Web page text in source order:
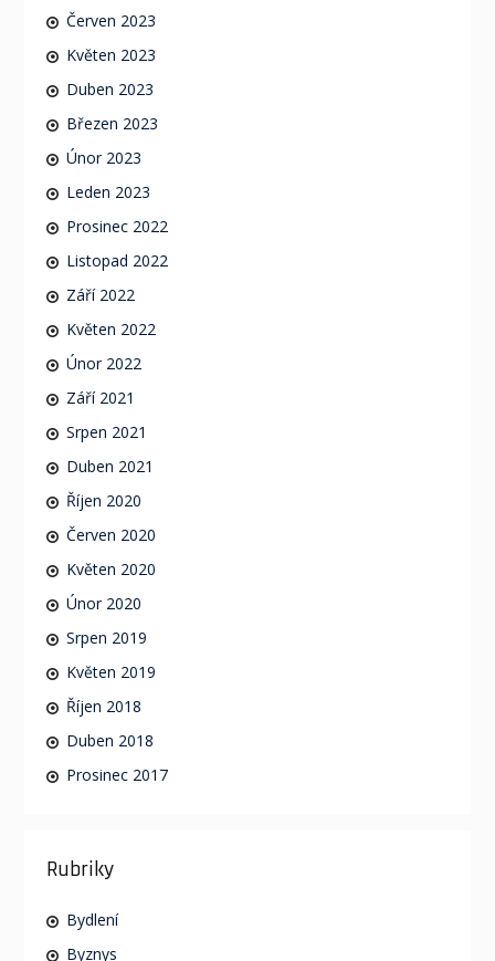
Červen 2023
Květen 2023
Duben 2023
Březen 2023
Únor 2023
Leden 2023
Prosinec 2022
Listopad 2022
Září 2022
Květen 2022
Únor 2022
Září 2021
Srpen 2021
Duben 2021
Říjen 2020
Červen 2020
Květen 2020
Únor 2020
Srpen 2019
Květen 2019
Říjen 2018
Duben 2018
Prosinec 2017
Rubriky
Bydlení
Byznys